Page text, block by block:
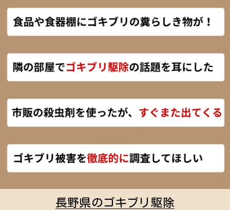
長野県のゴキブリ駆除